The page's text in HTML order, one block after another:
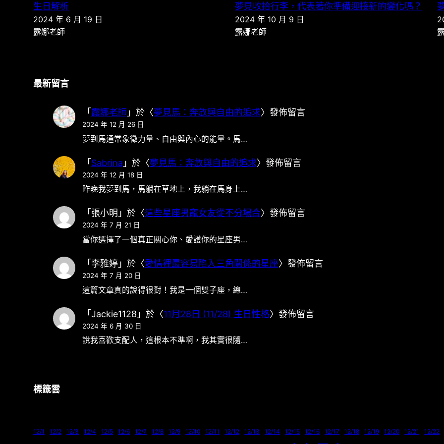
生日解析
2024 年 6 月 19 日
露娜老師
夢見收拾行李，代表著你準備迎接新的變化嗎？
2024 年 10 月 9 日
露娜老師
最新留言
「露娜老師」於〈夢見馬：奔放與自由的追求〉發佈留言
2024 年 12 月 26 日
夢到馬通常象徵力量、自由與內心的能量。馬…
「Sabrina 」於〈夢見馬：奔放與自由的追求〉發佈留言
2024 年 12 月 18 日
昨晚我夢到馬，馬躺在草地上，我躺在馬身上…
「 張小明 」於〈這些星座男寵女友從不分場合〉發佈留言
2024 年 7 月 21 日
當你選擇了一個真正關心你、愛護你的星座男…
「 李雅婷」於〈愛情裡最容易陷入三角關係的星座〉發佈留言
2024 年 7 月 20 日
這篇文章真的說得很對！我是一個雙子座，總…
「Jackie1128 」於〈11月28日 (11/28) 生日性格〉發佈留言
2024 年 6 月 30 日
說我喜歡支配人，這根本不準啊，我其實很隨…
標籤雲
12/1 12/2 12/3 12/4 12/5 12/6 12/7 12/8 12/9 12/10 12/11 12/12 12/13 12/14 12/15 12/16 12/17 12/18 12/19 12/20 12/21 12/22